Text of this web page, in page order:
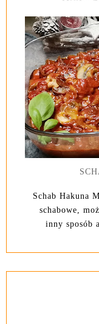
Schab Hakuna
schabowe,
inny sposób